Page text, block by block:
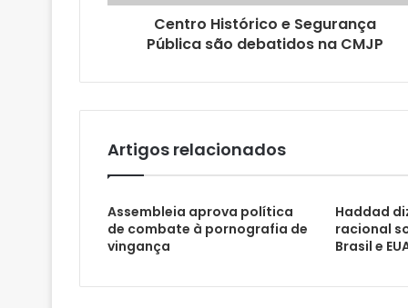
o
m
Centro Histórico e Segurança
Pública são debatidos na CMJP
Artigos relacionados
Assembleia aprova política
de combate à pornografia de
vingança
Haddad
racional
Brasil e